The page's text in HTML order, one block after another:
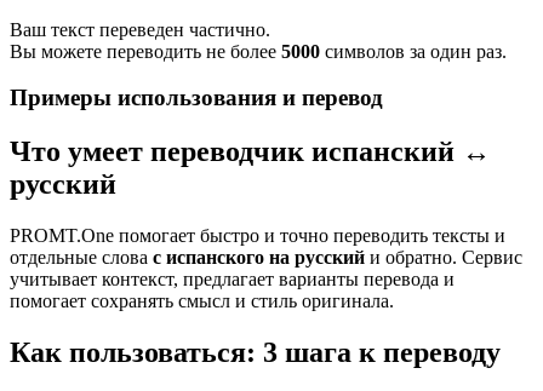
Ваш текст переведен частично.
Вы можете переводить не более 5000 символов за один раз.
Примеры использования и перевод
Что умеет переводчик испанский ↔
русский
PROMT.One помогает быстро и точно переводить тексты и
отдельные слова с испанского на русский и обратно. Сервис
учитывает контекст, предлагает варианты перевода и
помогает сохранять смысл и стиль оригинала.
Как пользоваться: 3 шага к переводу